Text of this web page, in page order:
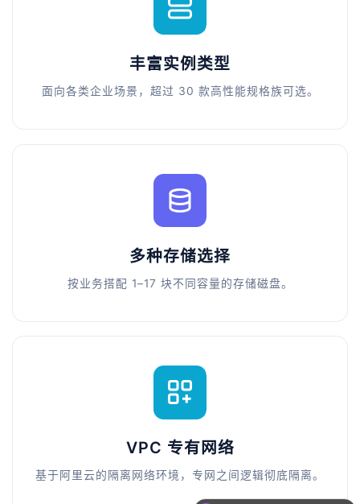
丰富实例类型
面向各类企业场景，超过 30 款高性能规格族可选。
多种存储选择
按业务搭配 1–17 块不同容量的存储磁盘。
VPC 专有网络
基于阿里云的隔离网络环境，专网之间逻辑彻底隔离。